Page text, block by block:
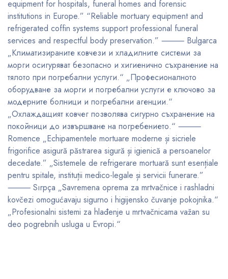
equipment for hospitals, funeral homes and forensic
institutions in Europe.” “Reliable mortuary equipment and
refrigerated coffin systems support professional funeral
services and respectful body preservation.” ⸻ Bulgarca
„Климатизираните ковчези и хладилните системи за
морги осигуряват безопасно и хигиенично съхранение на
тялото при погребални услуги.“ „Професионалното
оборудване за морги и погребални услуги е ключово за
модерните болници и погребални агенции.“
„Охлаждащият ковчег позволява сигурно съхранение на
покойници до извършване на погребението.“ ⸻
Romence „Echipamentele mortuare moderne și sicriele
frigorifice asigură păstrarea sigură și igienică a persoanelor
decedate.” „Sistemele de refrigerare mortuară sunt esențiale
pentru spitale, instituții medico-legale și servicii funerare.”
⸻ Sırpça „Savremena oprema za mrtvačnice i rashladni
kovčezi omogućavaju sigurno i higijensko čuvanje pokojnika.“
„Profesionalni sistemi za hlađenje u mrtvačnicama važan su
deo pogrebnih usluga u Evropi.“